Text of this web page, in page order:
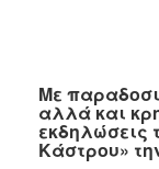
2022
2021
2020
Με
αλλά και
εκδηλώσεις
Κάστρου»